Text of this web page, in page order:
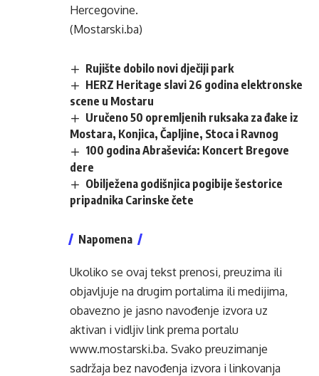
Hercegovine.
(Mostarski.ba)
Rujište dobilo novi dječiji park
HERZ Heritage slavi 26 godina elektronske
scene u Mostaru
Uručeno 50 opremljenih ruksaka za đake iz
Mostara, Konjica, Čapljine, Stoca i Ravnog
100 godina Abraševića: Koncert Bregove
dere
Obilježena godišnjica pogibije šestorice
pripadnika Carinske čete
Napomena
Ukoliko se ovaj tekst prenosi, preuzima ili
objavljuje na drugim portalima ili medijima,
obavezno je jasno navođenje izvora uz
aktivan i vidljiv link prema portalu
www.mostarski.ba. Svako preuzimanje
sadržaja bez navođenja izvora i linkovanja